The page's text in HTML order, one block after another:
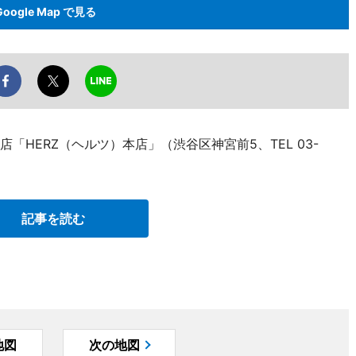
Map で見る
「HERZ（ヘルツ）本店」（渋谷区神宮前5、TEL 03-
記事を読む
図 次の地図